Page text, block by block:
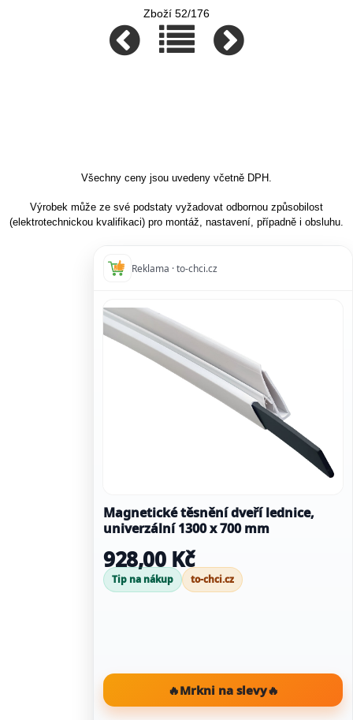
Zboží 52/176
Všechny ceny jsou uvedeny včetně DPH.
Výrobek může ze své podstaty vyžadovat odbornou způsobilost
(elektrotechnickou kvalifikaci) pro montáž, nastavení, případně i obsluhu.
Reklama · to-chci.cz
Magnetické těsnění dveří lednice,
univerzální 1300 x 700 mm
928,00 Kč
Tip na nákup to-chci.cz
🔥Mrkni na slevy🔥